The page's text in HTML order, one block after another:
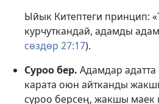
Ыйык Китептеги принцип:
курчуткандай, адамды адам
сөздөр 27:17).
Суроо бер. Адамдар
карата оюн айтканды
суроо берсең, жакшы маек